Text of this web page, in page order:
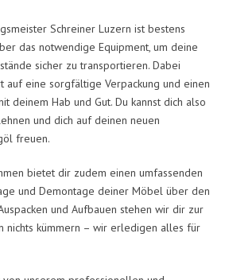
Schreiner Luzern ist bestens
das notwendige Equipment, um deine
sicher zu transportieren. Dabei
auf eine sorgfältige Verpackung und einen
deinem Hab und Gut. Du kannst dich also
und dich auf deinen neuen
freuen.
bietet dir zudem einen umfassenden
und Demontage deiner Möbel über den
und Aufbauen stehen wir dir zur
nichts kümmern – wir erledigen alles für